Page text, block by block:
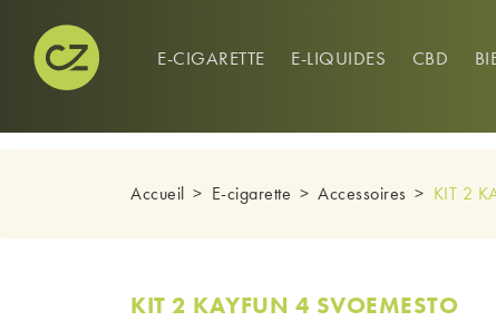
E-CIGARETTE E-LIQUIDES CBD
Accueil E-cigarette Accessoires KIT 2
KIT 2 KAYFUN 4 SVOEMESTO